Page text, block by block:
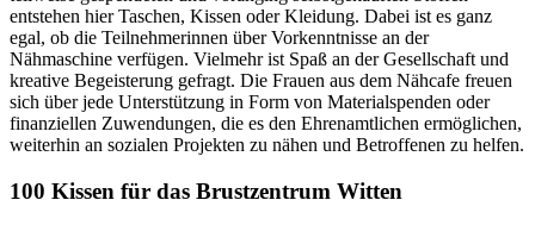
entstehen hier Taschen, Kissen oder Kleidung. Dabei ist es ganz
egal, ob die Teilnehmerinnen über Vorkenntnisse an der
Nähmaschine verfügen. Vielmehr ist Spaß an der Gesellschaft und
kreative Begeisterung gefragt. Die Frauen aus dem Nähcafe freuen
sich über jede Unterstützung in Form von Materialspenden oder
finanziellen Zuwendungen, die es den Ehrenamtlichen ermöglichen,
weiterhin an sozialen Projekten zu nähen und Betroffenen zu helfen.
100 Kissen für das Brustzentrum Witten